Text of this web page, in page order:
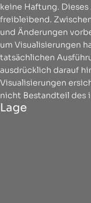
keine Haftung.
freibleibend.
und Änderungen
um Visualisierungen
tatsächlichen
ausdrücklich darauf
Visualisierungen
nicht Bestandteil des
Lage